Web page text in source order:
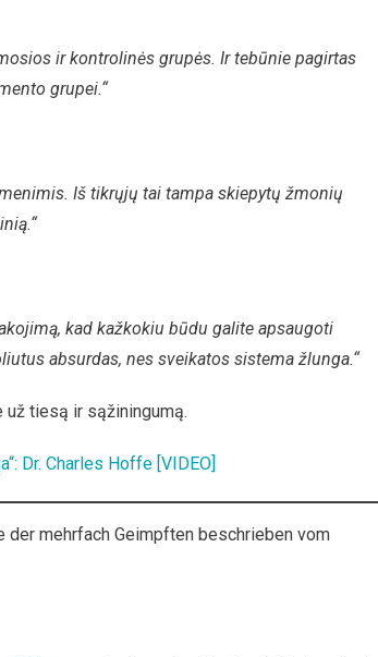
ir kontrolinės grupės. Ir tebūnie pagirtas
grupei.“
Iš tikrųjų tai tampa skiepytų žmonių
kad kažkokiu būdu galite apsaugoti
absurdas, nes sveikatos sistema žlunga.“
už tiesą ir sąžiningumą.
Dr. Charles Hoffe [VIDEO]
der mehrfach Geimpften beschrieben vom